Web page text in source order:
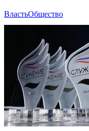
ВластьОбщество